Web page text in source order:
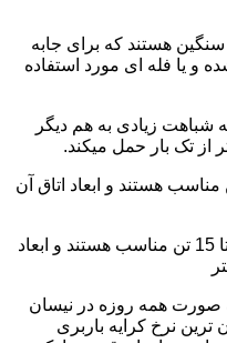
هستند که برای جابه
و یا فله ای مورد استفاده
زیادی به هم دیگر
ها برای جابه جایی بار تا 10 تن مناسب هستند و ابعاد اتاق آن
همان 10 چرخ ها برای جابه جایی بار تا 15 تن مناسب هستند و ابعاد
صورت همه روزه در نیسان
ترین نرخ کرایه باربری